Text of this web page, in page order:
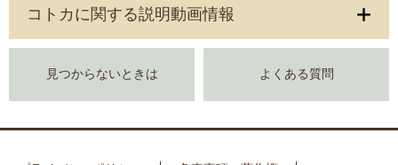
コトカに関する説明動画情報
見つからないときは よくある質問